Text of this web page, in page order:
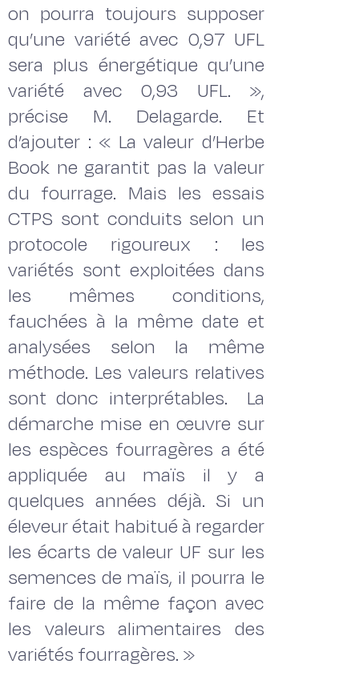
on pourra toujours supposer
qu’une variété avec 0,97 UFL
sera plus énergétique qu’une
variété avec 0,93 UFL. »,
précise M. Delagarde. Et
d’ajouter : « La valeur d’Herbe
Book ne garantit pas la valeur
du fourrage. Mais les essais
CTPS sont conduits selon un
protocole rigoureux : les
variétés sont exploitées dans
les mêmes conditions,
fauchées à la même date et
analysées selon la même
méthode. Les valeurs relatives
sont donc interprétables. La
démarche mise en œuvre sur
les espèces fourragères a été
appliquée au maïs il y a
quelques années déjà. Si un
éleveur était habitué à regarder
les écarts de valeur UF sur les
semences de maïs, il pourra le
faire de la même façon avec
les valeurs alimentaires des
variétés fourragères. »